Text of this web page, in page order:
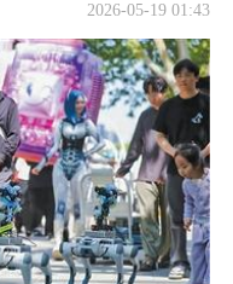
2026-05-19 01:43